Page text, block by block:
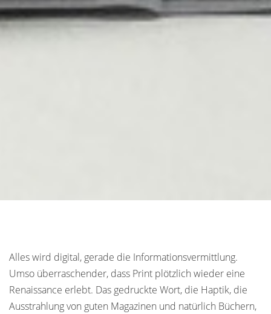
Alles wird digital, gerade die Informationsvermittlung.
Umso überraschender, dass Print plötzlich wieder eine
Renaissance erlebt. Das gedruckte Wort, die Haptik, die
Ausstrahlung von guten Magazinen und natürlich Büchern,